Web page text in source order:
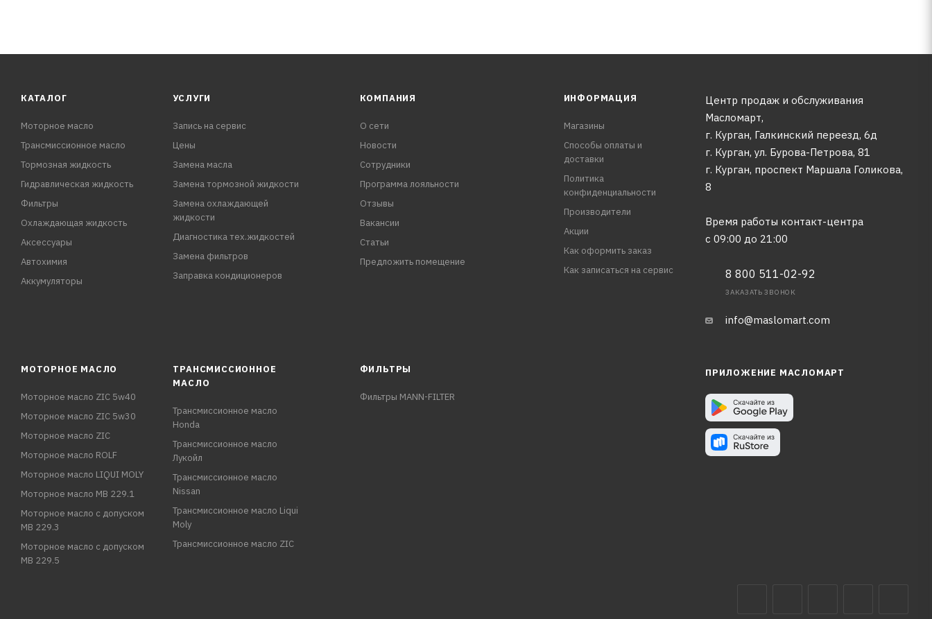
КАТАЛОГ
Моторное масло
Трансмиссионное масло
Тормозная жидкость
Гидравлическая жидкость
Фильтры
Охлаждающая жидкость
Аксессуары
Автохимия
Аккумуляторы
УСЛУГИ
Запись на сервис
Цены
Замена масла
Замена тормозной жидкости
Замена охлаждающей
жидкости
Диагностика тех.жидкостей
Замена фильтров
Заправка кондиционеров
КОМПАНИЯ
О сети
Новости
Сотрудники
Программа лояльности
Отзывы
Вакансии
Статьи
Предложить помещение
ИНФОРМАЦИЯ
Магазины
Способы оплаты и
доставки
Политика
конфиденциальности
Производители
Акции
Как оформить заказ
Как записаться на сервис
Центр продаж и обслуживания
Масломарт,
г. Курган, Галкинский переезд, 6д
г. Курган, ул. Бурова-Петрова, 81
г. Курган, проспект Маршала Голикова,
8
Время работы контакт-центра
с 09:00 до 21:00
8 800 511-02-92
ЗАКАЗАТЬ ЗВОНОК
info@maslomart.com
МОТОРНОЕ МАСЛО
Моторное масло ZIC 5w40
Моторное масло ZIC 5w30
Моторное масло ZIC
Моторное масло ROLF
Моторное масло LIQUI MOLY
Моторное масло MB 229.1
Моторное масло с допуском
MB 229.3
Моторное масло с допуском
MB 229.5
ТРАНСМИССИОННОЕ
МАСЛО
Трансмиссионное масло
Honda
Трансмиссионное масло
Лукойл
Трансмиссионное масло
Nissan
Трансмиссионное масло Liqui
Moly
Трансмиссионное масло ZIC
ФИЛЬТРЫ
Фильтры MANN-FILTER
ПРИЛОЖЕНИЕ МАСЛОМАРТ